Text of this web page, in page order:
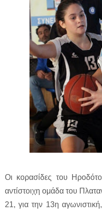
Οι κορασίδες του
αντίστοιχη ομάδα του
21, για την 13η